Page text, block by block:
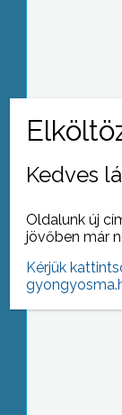
Tűz
Kedves
Oldalunk új
jövőben már
Kérjük